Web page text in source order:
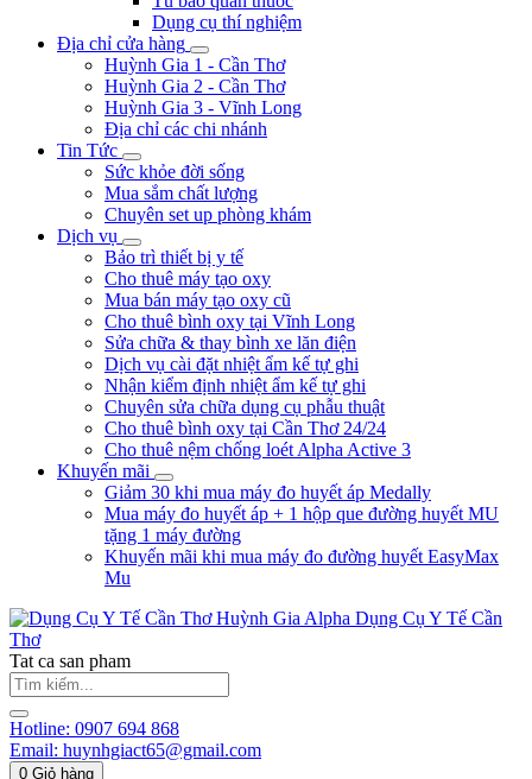
Dụng cụ thí nghiệm
Địa chỉ cửa hàng
Huỳnh Gia 1 - Cần Thơ
Huỳnh Gia 2 - Cần Thơ
Huỳnh Gia 3 - Vĩnh Long
Địa chỉ các chi nhánh
Tin Tức
Sức khỏe đời sống
Mua sắm chất lượng
Chuyên set up phòng khám
Dịch vụ
Bảo trì thiết bị y tế
Cho thuê máy tạo oxy
Mua bán máy tạo oxy cũ
Cho thuê bình oxy tại Vĩnh Long
Sửa chữa & thay bình xe lăn điện
Dịch vụ cài đặt nhiệt ẩm kế tự ghi
Nhận kiểm định nhiệt ẩm kế tự ghi
Chuyên sửa chữa dụng cụ phẫu thuật
Cho thuê bình oxy tại Cần Thơ 24/24
Cho thuê nệm chống loét Alpha Active 3
Khuyến mãi
Giảm 30 khi mua máy đo huyết áp Medally
Mua máy đo huyết áp + 1 hộp que đường huyết MU
tặng 1 máy đường
Khuyến mãi khi mua máy đo đường huyết EasyMax
Mu
Huỳnh Gia Alpha Dụng Cụ Y Tế Cần
Thơ
Tat ca san pham
Hotline: 0907 694 868
Email: huynhgiact65@gmail.com
0 Giỏ hàng